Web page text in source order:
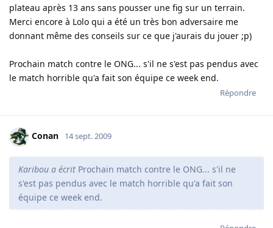
plateau après 13 ans sans pousser une fig sur un terrain.
Merci encore à Lolo qui a été un très bon adversaire me
donnant même des conseils sur ce que j'aurais du jouer ;p)
Prochain match contre le ONG... s'il ne s'est pas pendus avec
le match horrible qu'a fait son équipe ce week end.
Répondre
Conan 14 sept. 2009
Karibou a écrit Prochain match contre le ONG... s'il ne
s'est pas pendus avec le match horrible qu'a fait son
équipe ce week end.